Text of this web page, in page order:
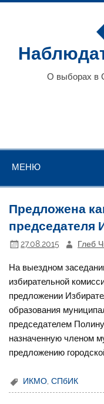
О выборах в
МЕНЮ
Предложена
27.08.2015 Глеб
На выездном
избирательной
предложении
образования
председателем
назначенную членом
предложению
ИКМО ,СПбИК